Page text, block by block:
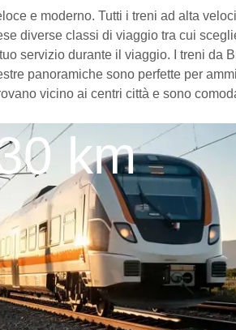
e moderno. Tutti i treni ad alta
diverse classi di viaggio tra cui
servizio durante il viaggio. I treni da
panoramiche sono perfette per
vicino ai centri città e sono
km